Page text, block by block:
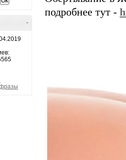
-
подробнее тут -